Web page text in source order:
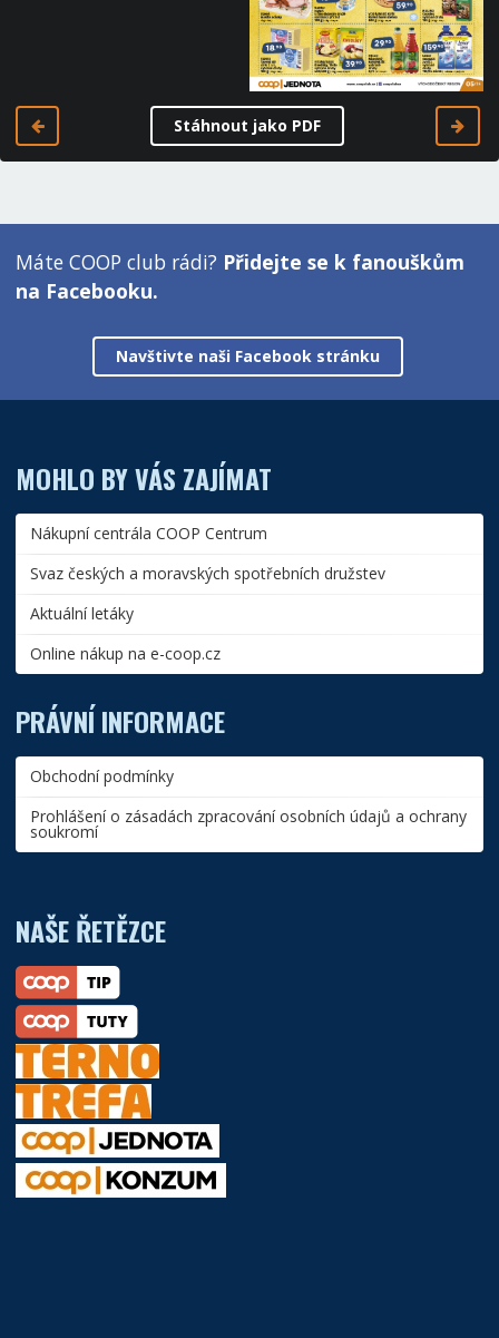
Stáhnout jako PDF
Máte COOP club rádi? Přidejte se k fanouškům
na Facebooku.
Navštivte naši Facebook stránku
MOHLO BY VÁS ZAJÍMAT
Nákupní centrála COOP Centrum
Svaz českých a moravských spotřebních družstev
Aktuální letáky
Online nákup na e-coop.cz
PRÁVNÍ INFORMACE
Obchodní podmínky
Prohlášení o zásadách zpracování osobních údajů a ochrany
soukromí
NAŠE ŘETĚZCE